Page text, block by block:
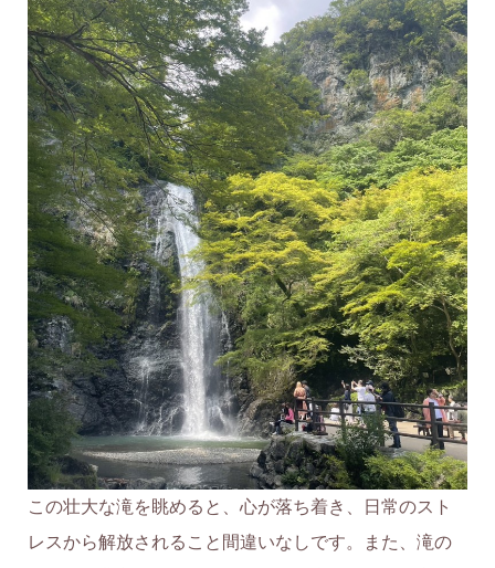
この壮大な滝を眺めると、心が落ち着き、日常のスト
レスから解放されること間違いなしです。また、滝の